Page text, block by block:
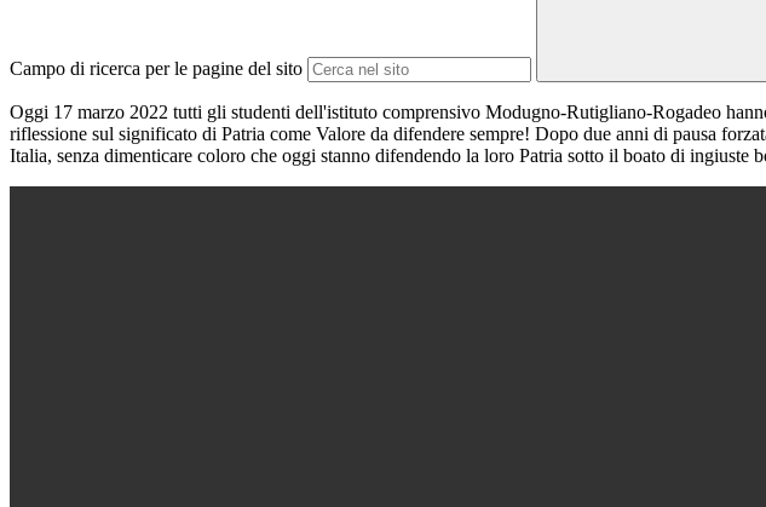
Campo di ricerca per le pagine del sito
Oggi 17 marzo 2022 tutti gli studenti dell'istituto comprensivo Modugno-Rutigliano-Rogadeo
riflessione sul significato di Patria come Valore da difendere sempre! Dopo due anni di pausa
Italia, senza dimenticare coloro che oggi stanno difendendo la loro Patria sotto il boato di ingiuste